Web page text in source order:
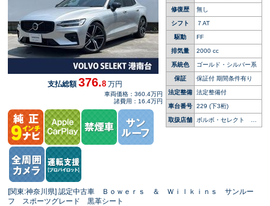
修復歴 無し
シフト ７AT
駆動 FF
排気量 2000 cc
系統色 ゴールド・シルバー系
保証 保証付 期間条件有り
法定整備 法定整備付
車台番号 229 (下3桁)
取扱店舗
ボルボ・セレクト 港
南台
支払総額376.8 万円
車両価格：360.4万円
諸費用：16.4万円
[関東:神奈川県] 認定中古車 Ｂｏｗｅｒｓ ＆ Ｗｉｌｋｉｎｓ サンルー
フ スポーツグレード 黒革シート